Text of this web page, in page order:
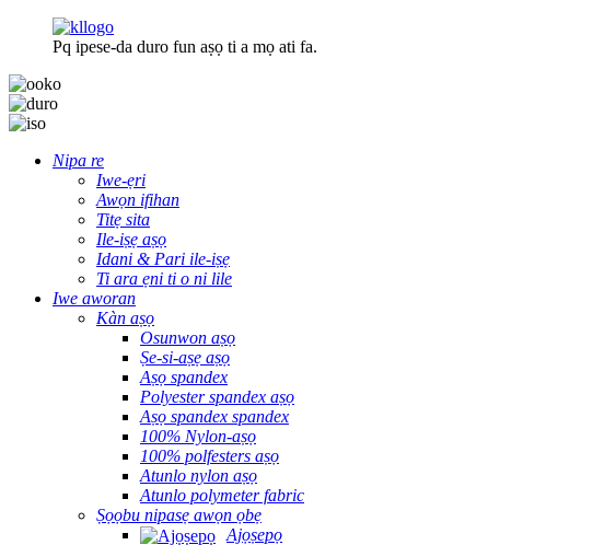
Pq ipese-da duro fun aṣọ ti a mọ ati fa.
Nipa re
Iwe-ẹri
Awọn ifihan
Titẹ sita
Ile-iṣẹ aṣọ
Idani & Pari ile-iṣẹ
Ti ara ẹni ti o ni lile
Iwe aworan
Kàn aṣọ
Osunwon aṣọ
Ṣe-si-aṣẹ aṣọ
Aṣọ spandex
Polyester spandex aṣọ
Aṣọ spandex spandex
100% Nylon-aṣọ
100% polfesters aṣọ
Atunlo nylon aṣọ
Atunlo polymeter fabric
Ṣọọbu nipasẹ awọn ọbẹ
Ajọṣepọ